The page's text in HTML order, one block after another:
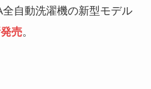
自動洗濯機の新型モデル
売。